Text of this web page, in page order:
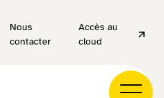
Nous
contacter
Accès au
cloud